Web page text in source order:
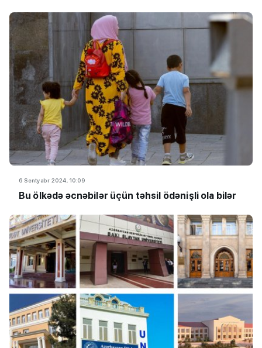
6 Sentyabr 2024, 10:09
Bu ölkədə əcnəbilər üçün təhsil ödənişli ola bilər